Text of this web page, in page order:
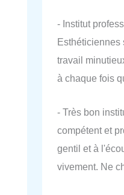
- Institut
Esthéticiennes
travail
à chaque fois
- Très bon
compétent et
gentil et à
vivement. Ne